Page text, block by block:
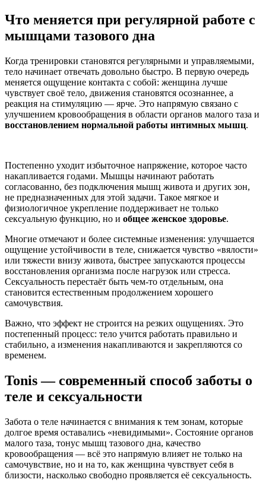
Что меняется при регулярной работе с
мышцами тазового дна
Когда тренировки становятся регулярными и управляемыми,
тело начинает отвечать довольно быстро. В первую очередь
меняется ощущение контакта с собой: женщина лучше
чувствует своё тело, движения становятся осознаннее, а
реакция на стимуляцию — ярче. Это напрямую связано с
улучшением кровообращения в области органов малого таза и
восстановлением нормальной работы интимных мышц.
Постепенно уходит избыточное напряжение, которое часто
накапливается годами. Мышцы начинают работать
согласованно, без подключения мышц живота и других зон,
не предназначенных для этой задачи. Такое мягкое и
физиологичное укрепление поддерживает не только
сексуальную функцию, но и общее женское здоровье.
Многие отмечают и более системные изменения: улучшается
ощущение устойчивости в теле, снижается чувство «вялости»
или тяжести внизу живота, быстрее запускаются процессы
восстановления организма после нагрузок или стресса.
Сексуальность перестаёт быть чем-то отдельным, она
становится естественным продолжением хорошего
самочувствия.
Важно, что эффект не строится на резких ощущениях. Это
постепенный процесс: тело учится работать правильно и
стабильно, а изменения накапливаются и закрепляются со
временем.
Tonis — современный способ заботы о
теле и сексуальности
Забота о теле начинается с внимания к тем зонам, которые
долгое время оставались «невидимыми». Состояние органов
малого таза, тонус мышц тазового дна, качество
кровообращения — всё это напрямую влияет не только на
самочувствие, но и на то, как женщина чувствует себя в
близости, насколько свободно проявляется её сексуальность.